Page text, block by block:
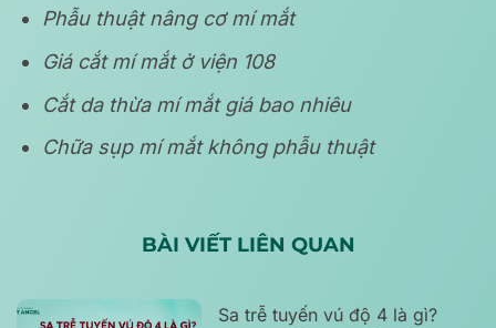
Phẫu thuật nâng cơ mí mắt
Giá cắt mí mắt ở viện 108
Cắt da thừa mí mắt giá bao nhiêu
Chữa sụp mí mắt không phẫu thuật
BÀI VIẾT LIÊN QUAN
Sa trễ tuyến vú độ 4 là gì?